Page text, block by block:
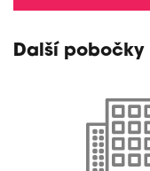
Další pobočky